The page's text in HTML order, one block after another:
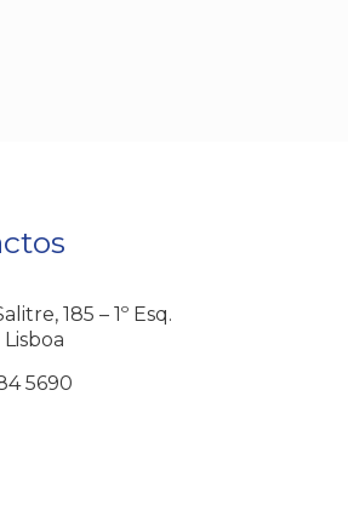
185 – 1º Esq.
Lisboa
5690